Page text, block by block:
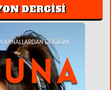
DERGİSİ